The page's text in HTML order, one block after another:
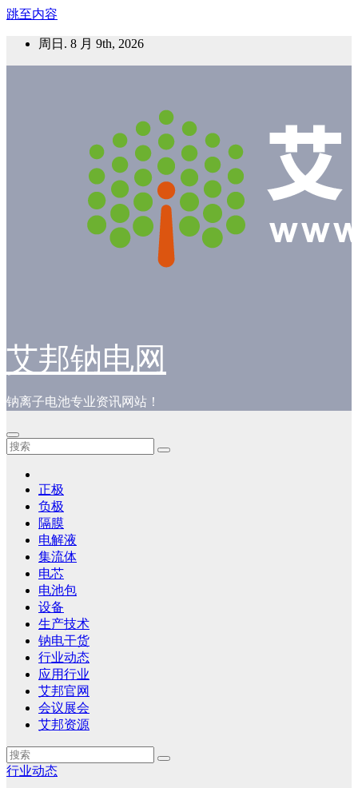
跳至内容
周日. 8 月 9th, 2026
艾邦钠电网
钠离子电池专业资讯网站！
正极
负极
隔膜
电解液
集流体
电芯
电池包
设备
生产技术
钠电干货
行业动态
应用行业
艾邦官网
会议展会
艾邦资源
行业动态